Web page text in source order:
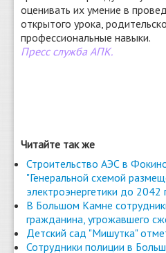
оценивать их умение в
открытого урока,
профессиональные навыки.
Пресс служба АПК.
Читайте так же
Строительство АЭС в
"Генеральной схемой
электроэнергетики до 2042
В Большом Камне
гражданина, угрожавшего
Детский сад "Мишутка"
Сотрудники полиции в